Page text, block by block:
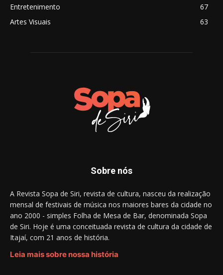
Entretenimento
67
Artes Visuais
63
Sobre nós
A Revista Sopa de Siri, revista de cultura, nasceu da realização
mensal de festivais de música nos maiores bares da cidade no
ano 2000 - simples Folha de Mesa de Bar, denominada Sopa
de Siri. Hoje é uma conceituada revista de cultura da cidade de
Itajaí, com 21 anos de história.
Leia mais sobre nossa história